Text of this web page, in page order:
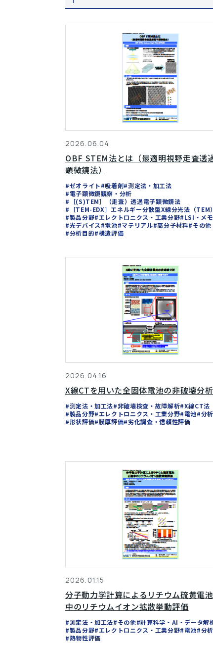
2026.06.04
OBF STEM法とは（最適明視野走査透
顕微鏡法）
#ゼオライト#吸着剤#測定法・加工法
#電子顕微鏡観察・分析
#［(S)TEM］（走査）透過電子顕微鏡法
#［TEM-EDX］エネルギー分散型X線分光法（TEM）
#製品分野#エレクトロニクス・工業分野#LSI・メ
#光デバイス#電池#マテリアル#高分子材料#その他
#分析目的#構造評価
2026.04.16
X線CTを用いた全固体電池の非破壊分析
#測定法・加工法#非破壊検査・故障解析#X線CT法
#製品分野#エレクトロニクス・工業分野#電池#分
#形状評価#膜厚評価#劣化調査・信頼性評価
2026.01.15
分子動力学計算によるリチウム硫黄電
中のリチウムイオン拡散挙動評価
#測定法・加工法#その他#計算科学・AI・データ解
#製品分野#エレクトロニクス・工業分野#電池#分
#熱物性評価